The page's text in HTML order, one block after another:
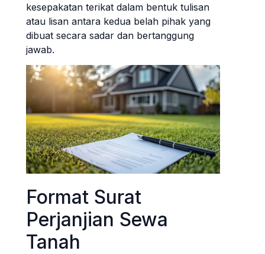
kesepakatan terikat dalam bentuk tulisan
atau lisan antara kedua belah pihak yang
dibuat secara sadar dan bertanggung
jawab.
Format Surat
Perjanjian Sewa
Tanah